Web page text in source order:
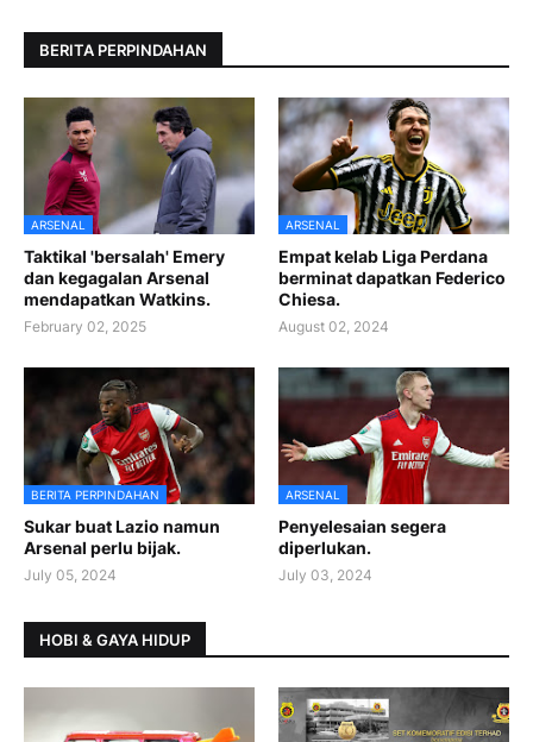
BERITA PERPINDAHAN
ARSENAL
Taktikal 'bersalah' Emery
dan kegagalan Arsenal
mendapatkan Watkins.
February 02, 2025
ARSENAL
Empat kelab Liga Perdana
berminat dapatkan Federico
Chiesa.
August 02, 2024
BERITA PERPINDAHAN
Sukar buat Lazio namun
Arsenal perlu bijak.
July 05, 2024
ARSENAL
Penyelesaian segera
diperlukan.
July 03, 2024
HOBI & GAYA HIDUP